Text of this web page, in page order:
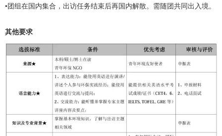
•团组在国内集合，出访任务结束后再国内解散。需随团共同出入境。
其他要求